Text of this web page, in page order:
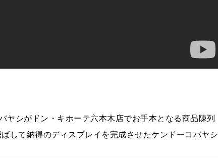
ヤシがドン・キホーテ六本木店でお手本となる商品陳列
して納得のディスプレイを完成させたケンドーコバヤシ